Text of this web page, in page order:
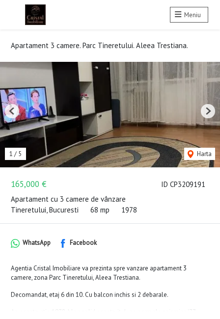
Meniu
Apartament 3 camere. Parc Tineretului. Aleea Trestiana.
ID CP3209191
165,000 €
Apartament cu 3 camere de vânzare
Tineretului, Bucuresti
68 mp 1978
1 / 5 Harta
Previous Next
WhatsApp Facebook
Agentia Cristal Imobiliare va prezinta spre vanzare apartament 3
camere, zona Parc Tineretului, Aleea Trestiana.
Decomandat, etaj 6 din 10. Cu balcon inchis si 2 debarale.